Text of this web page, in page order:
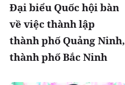
Đại biểu Quốc hội bàn
về việc thành lập
thành phố Quảng Ninh,
thành phố Bắc Ninh